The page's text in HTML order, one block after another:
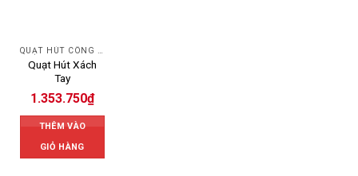
QUẠT HÚT CÔNG NGHIỆP
Quạt Hút Xách
Tay
1.353.750₫
THÊM VÀO
GIỎ HÀNG